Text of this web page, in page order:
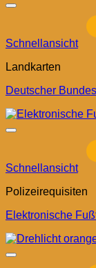
Schnellansicht
Landkarten
Deutscher
Schnellansicht
Polizeirequisiten
Elektronische